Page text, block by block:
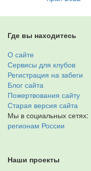
Где вы находитесь
О сайте
Сервисы для клубов
Регистрация на забеги
Блог сайта
Пожертвования сайту
Старая версия сайта
Мы в социальных сетях:
регионам России
Наши проекты